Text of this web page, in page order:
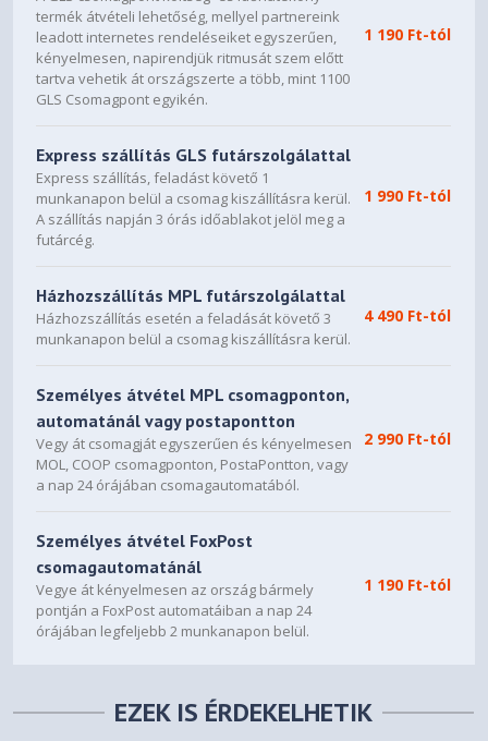
termék átvételi lehetőség, mellyel partnereink
leadott internetes rendeléseiket egyszerűen,
kényelmesen, napirendjük ritmusát szem előtt
tartva vehetik át országszerte a több, mint 1100
GLS Csomagpont egyikén.
1 190 Ft-tól
Express szállítás GLS futárszolgálattal
Express szállítás, feladást követő 1
munkanapon belül a csomag kiszállításra kerül.
A szállítás napján 3 órás időablakot jelöl meg a
futárcég.
1 990 Ft-tól
Házhozszállítás MPL futárszolgálattal
Házhozszállítás esetén a feladását követő 3
munkanapon belül a csomag kiszállításra kerül.
4 490 Ft-tól
Személyes átvétel MPL csomagponton,
automatánál vagy postapontton
Vegy át csomagját egyszerűen és kényelmesen
MOL, COOP csomagponton, PostaPontton, vagy
a nap 24 órájában csomagautomatából.
2 990 Ft-tól
Személyes átvétel FoxPost
csomagautomatánál
Vegye át kényelmesen az ország bármely
pontján a FoxPost automatáiban a nap 24
órájában legfeljebb 2 munkanapon belül.
1 190 Ft-tól
EZEK IS ÉRDEKELHETIK